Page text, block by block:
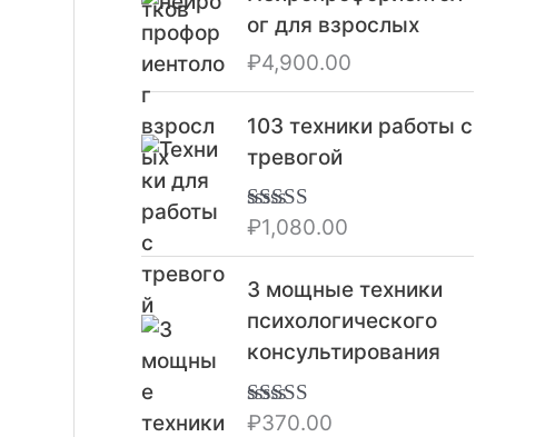
в
л
а
3
2
0
.
ог для взрослых
₽4,900.00
103 техники работы с
тревогой
Оценка5.00
₽1,080.00
3 мощные техники
психологического
консультирования
Оценка5.00
₽370.00